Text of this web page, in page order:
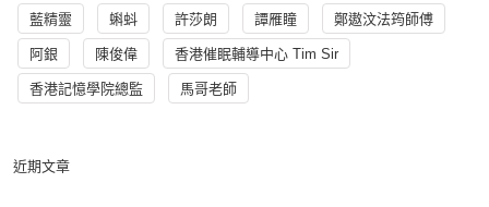
藍精靈 蝌蚪 許莎朗 譚雁瞳 鄭遨汶法筠師傅
阿銀 陳俊偉 香港催眠輔導中心 Tim Sir
香港記憶學院總監 馬哥老師
近期文章